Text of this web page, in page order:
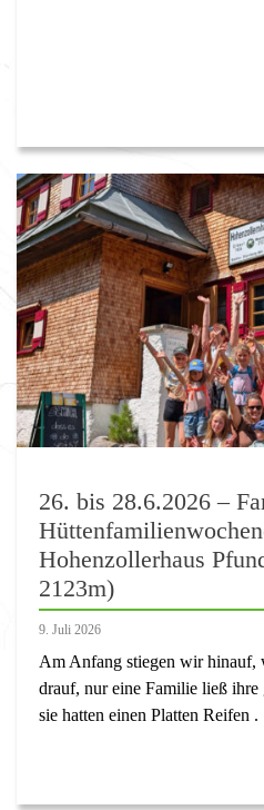
26. bis 28.6.2026 –
Hohenzollerhaus
2123m)
9. Juli 2026
Am Anfang stiegen wir hinauf,
drauf, nur eine Familie ließ ihre
sie hatten einen Platten Reifen .